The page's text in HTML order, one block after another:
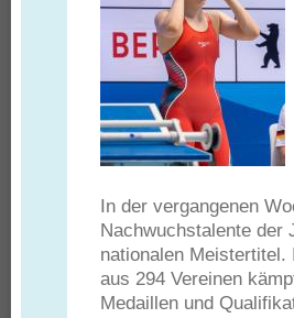
In der vergangenen
Nachwuchstalente der
nationalen Meistertitel.
aus 294 Vereinen
Medaillen und